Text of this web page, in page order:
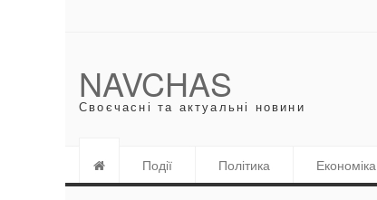
NAVCHAS
Своєчасні та актуальні новини
Події Політика Економіка